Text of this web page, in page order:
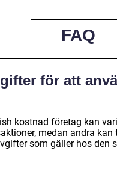
FAQ
för att
kostnad företag kan
medan andra
som gäller hos den